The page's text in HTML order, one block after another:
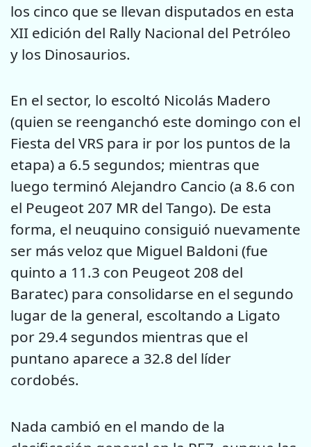
los cinco que se llevan disputados en esta
XII edición del Rally Nacional del Petróleo
y los Dinosaurios.
En el sector, lo escoltó Nicolás Madero
(quien se reenganchó este domingo con el
Fiesta del VRS para ir por los puntos de la
etapa) a 6.5 segundos; mientras que
luego terminó Alejandro Cancio (a 8.6 con
el Peugeot 207 MR del Tango). De esta
forma, el neuquino consiguió nuevamente
ser más veloz que Miguel Baldoni (fue
quinto a 11.3 con Peugeot 208 del
Baratec) para consolidarse en el segundo
lugar de la general, escoltando a Ligato
por 29.4 segundos mientras que el
puntano aparece a 32.8 del líder
cordobés.
Nada cambió en el mando de la